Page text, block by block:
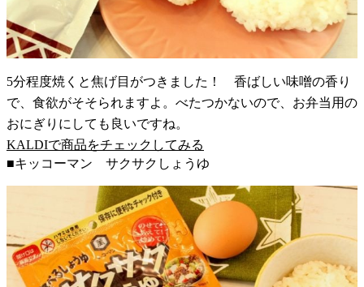
5分程度焼くと焦げ目がつきました！ 香ばしい味噌の香り
で、食欲がそそられますよ。べたつかないので、お弁当用の
おにぎりにしても良いですね。
KALDIで商品をチェックしてみる
■キッコーマン サクサクしょうゆ